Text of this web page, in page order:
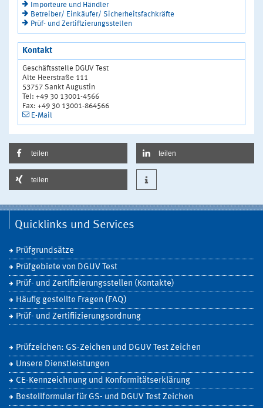
Importeure und Händler
Betreiber/ Einkäufer/ Sicherheitsfachkräfte
Prüf- und Zertifizierungsstellen
Kontakt
Geschäftsstelle DGUV Test
Alte Heerstraße 111
53757 Sankt Augustin
Tel: +49 30 13001-4566
Fax: +49 30 13001-864566
E-Mail
teilen teilen
teilen
Quicklinks und Services
Prüfgrundsätze
Prüfgebiete von DGUV Test
Prüf- und Zertifizierungsstellen (Kontakte)
Häufig gestellte Fragen (FAQ)
Prüf- und Zertifiizierungsordnung
Prüfzeichen: GS-Zeichen und DGUV Test Zeichen
Unsere Dienstleistungen
CE-Kennzeichnung und Konformitätserklärung
Bestellformular für GS- und DGUV Test Zeichen